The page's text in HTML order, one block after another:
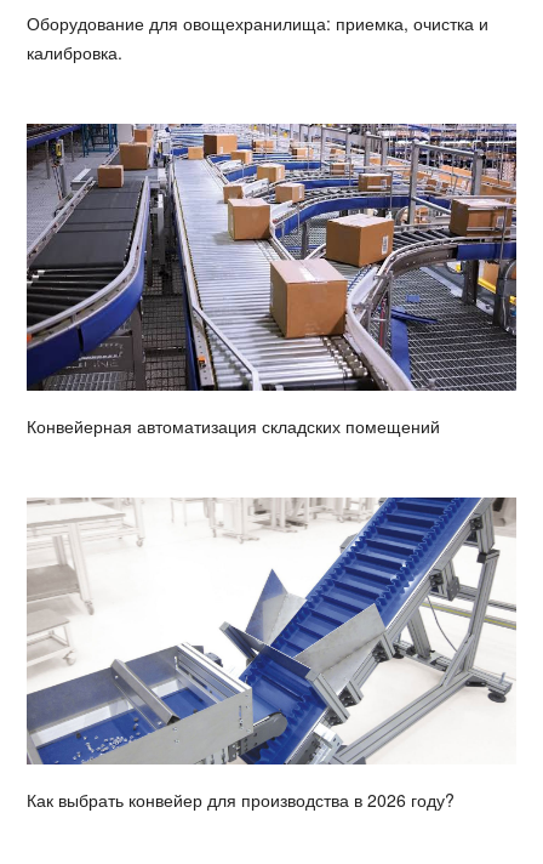
Оборудование для овощехранилища: приемка, очистка и
калибровка.
Конвейерная автоматизация складских помещений
Как выбрать конвейер для производства в 2026 году?